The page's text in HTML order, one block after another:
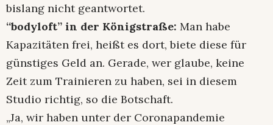
bislang nicht geantwortet.
“bodyloft” in der Königstraße: Man habe
Kapazitäten frei, heißt es dort, biete diese für
günstiges Geld an. Gerade, wer glaube, keine
Zeit zum Trainieren zu haben, sei in diesem
Studio richtig, so die Botschaft.
„Ja, wir haben unter der Coronapandemie